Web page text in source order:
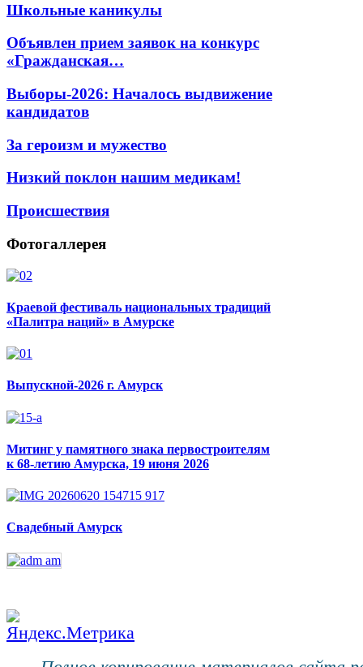
Школьные каникулы
Объявлен прием заявок на конкурс
«Гражданская…
Выборы-2026: Началось выдвижение
кандидатов
За героизм и мужество
Низкий поклон нашим медикам!
Происшествия
Фотогаллерея
Краевой фестиваль национальных традиций
«Палитра наций» в Амурске
Выпускной-2026 г. Амурск
Митинг у памятного знака первостроителям
к 68-летию Амурска, 19 июня 2026
Свадебный Амурск